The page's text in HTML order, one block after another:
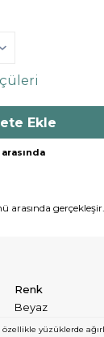
arasında
Renk
Beyaz
yüzüklerde